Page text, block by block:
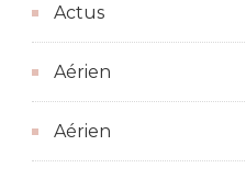
Actus
Aérien
Aérien